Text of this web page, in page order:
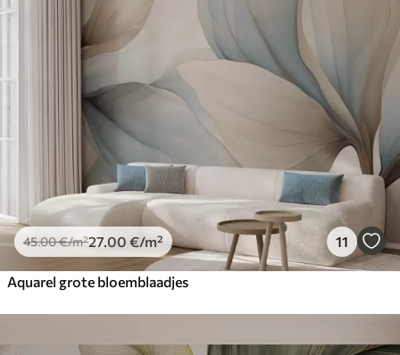
45.00€/m²27 .00 €/m² 11
Aquarel grote bloemblaadjes